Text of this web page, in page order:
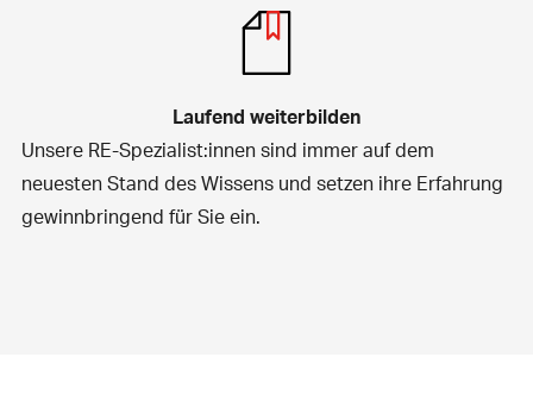
Laufend weiterbilden
Unsere RE-Spezialist:innen sind immer auf dem
neuesten Stand des Wissens und setzen ihre Erfahrung
gewinnbringend für Sie ein.